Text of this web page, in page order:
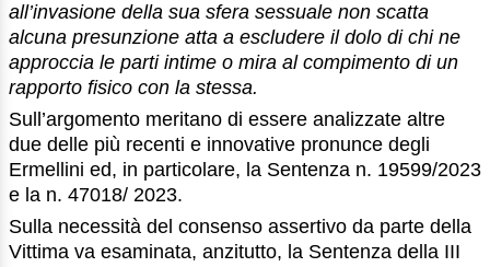
all’invasione della sua sfera sessuale non scatta
alcuna presunzione atta a escludere il dolo di chi ne
approccia le parti intime o mira al compimento di un
rapporto fisico con la stessa.
Sull’argomento meritano di essere analizzate altre
due delle più recenti e innovative pronunce degli
Ermellini ed, in particolare, la Sentenza n. 19599/2023
e la n. 47018/ 2023.
Sulla necessità del consenso assertivo da parte della
Vittima va esaminata, anzitutto, la Sentenza della III